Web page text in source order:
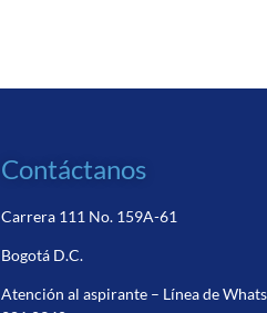
Contáctanos
Carrera 111 No. 159A-61
Bogotá D.C.
Atención al aspirante – Línea de